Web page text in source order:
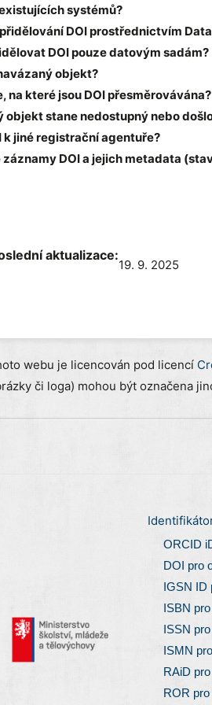
systémů?
DOI prostřednictvím
DOI pouze datovým sadám?
objekt?
na které jsou DOI přesměrovávána?
objekt stane nedostupný nebo
k jiné registrační agentuře?
DOI a jejich metadata
aktualizace:
19. 9. 2025
webu je licencován pod licencí
či loga) mohou být označena
ORCID
DOI pro
IGSN ID
ISBN
ISSN
ISMN
RAiD
ROR